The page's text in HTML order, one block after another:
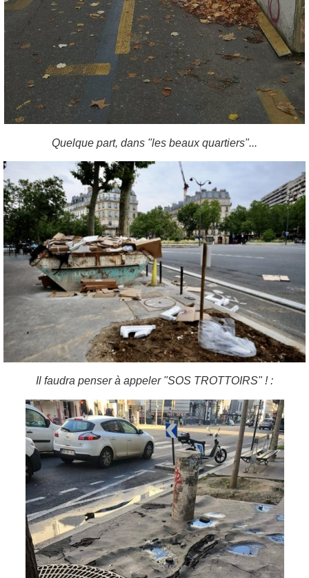
Quelque part, dans "les beaux quartiers"...
Il faudra penser à appeler "SOS TROTTOIRS" ! :